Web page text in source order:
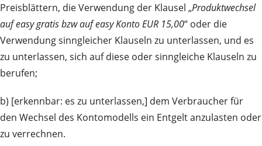
Preisblättern, die Verwendung der Klausel „Produktwechsel
auf easy gratis bzw auf easy Konto EUR 15,00“ oder die
Verwendung sinngleicher Klauseln zu unterlassen, und es
zu unterlassen, sich auf diese oder sinngleiche Klauseln zu
berufen;
b) [erkennbar: es zu unterlassen,] dem Verbraucher für
den Wechsel des Kontomodells ein Entgelt anzulasten oder
zu verrechnen.